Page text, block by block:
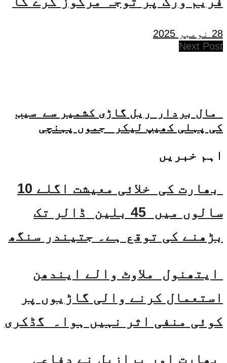
28 نومبر 2025
Next Post
مال بردار ریل گاڑی کشمیر سے سیب
کی پہلی کھیپ لیکر جموں پہنچی
اہم خبریں
بھارت کی خلائی معیشت اگلے 10
سالوں میں 45 بلین ڈالر تک
بڑھنے کی توقع ہے۔ جتیندر سنگھ
ایتھنول ملاوٹ والے ایندھن
استعمال کرنے والی گاڑیوں پر
کوئی منفی اثر نہیں ہوا۔ گڈکری
بھارت اور برازیل نے دفاعی